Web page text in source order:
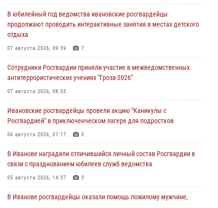
В юбилейный год ведомства ивановские росгвардейцы
продолжают проводить интерактивные занятия в местах детского
отдыха
07 августа 2026, 09:39 7
Сотрудники Росгвардии приняли участие в межведомственных
антитеррористических учениях "Гроза-2026"
07 августа 2026, 08:03
Ивановские росгвардейцы провели акцию "Каникулы с
Росгвардией" в приключенческом лагере для подростков
06 августа 2026, 07:17 5
В Иванове наградили отличившийся личный состав Росгвардии в
связи с празднованием юбилеев служб ведомства
05 августа 2026, 14:37 3
В Иванове росгвардейцы оказали помощь пожилому мужчине,